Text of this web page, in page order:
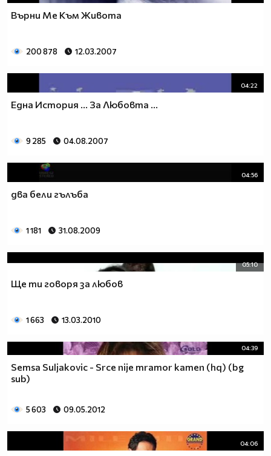
Върни Ме Към Живота
200 878 12.03.2007
04:22
Една История ... За Любовта ...
9 285 04.08.2007
04:56
два бели гълъба
1 181 31.08.2009
05:10
Ще ти говоря за любов
1 663 13.03.2010
04:39
Semsa Suljakovic - Srce nije mramor kamen (hq) (bg
sub)
5 603 09.05.2012
04:06